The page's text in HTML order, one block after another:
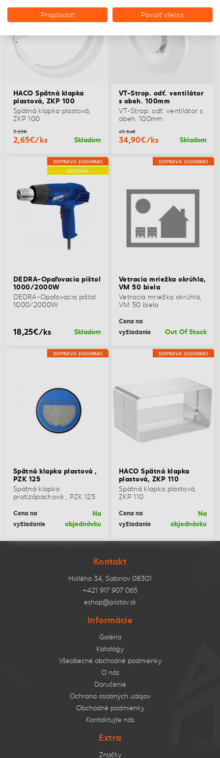
HACO Spätná klapka
plastová, ZKP 100
Spätná klapka plastová,
ZKP 100
3,63€
2,65€/ks Skladom
VT-Strop. odť. ventilátor
s obeh. 100mm
VT-Strop. odť. ventilátor s
obeh. 100mm
43,64€
34,90€/ks Skladom
DOPRAVA ZADARMO
NOVINKA
DEDRA-Opaľovacia pištol
1000/2000W
DEDRA-Opaľovacia pištol
1000/2000W
18,25€/ks Skladom
DOPRAVA ZADARMO
Vetracia mriežka okrúhla,
VM 50 biela
Vetracia mriežka okrúhla,
VM 50 biela
Cena na
vyžiadanie
Out Of Stock
DOPRAVA ZADARMO
Spätná klapka plastová ,
PZK 125
Spätná klapka
protizápachová , PZK 125
Cena na
vyžiadanie
Na
objednávku
DOPRAVA ZADARMO
HACO Spätná klapka
plastová, ZKP 110
Spätná klapka plastová,
ZKP 110
Cena na
vyžiadanie
Na
objednávku
Kontakt
Hollého 34, Sabinov 08301
+421 917 907 065
eshop@pilstav.sk
Informácie
Galéria
Katalógy
Všeobecné obchodné podmienky
O nás
Doručenie
Ochrana osobných údajov
Obchodné podmienky
Kontaktujte nás
Extra
Značky
Prispôsobiť Povoliť všetko